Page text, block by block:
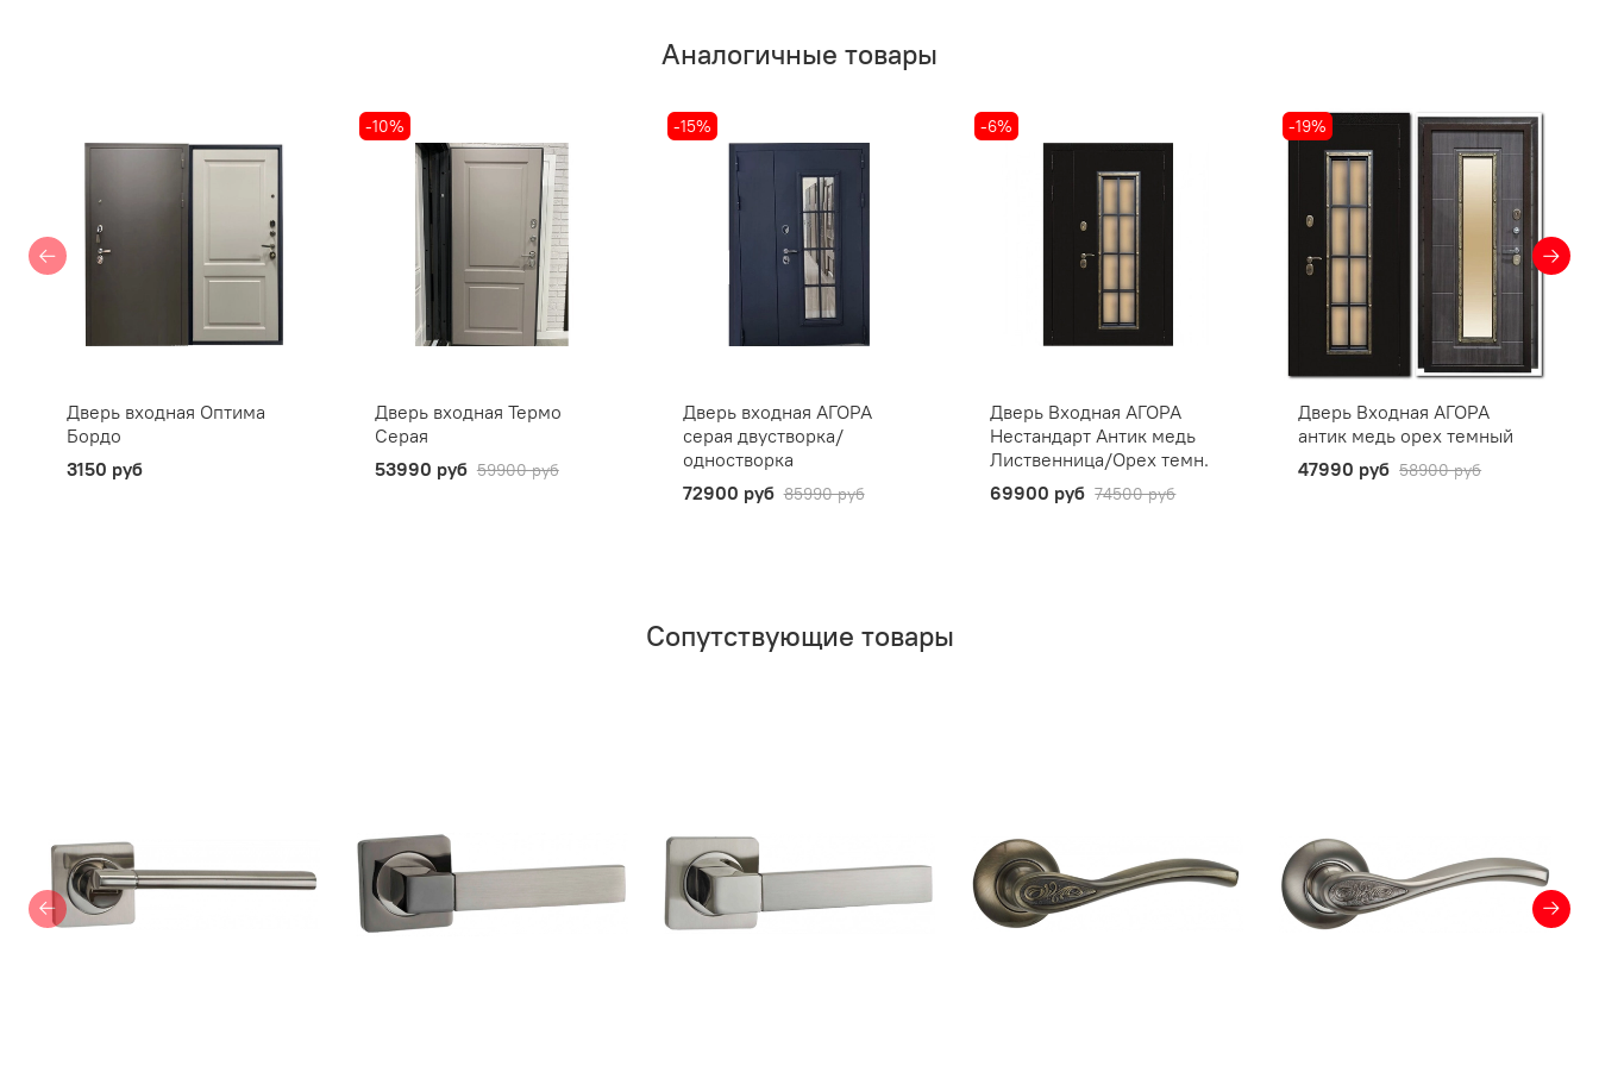
Аналогичные товары
Дверь входная Оптима
Бордо
3150 руб
-10%
Дверь входная Термо
Серая
53990 руб 59900 руб
-15%
Дверь входная АГОРА
серая двустворка/
одностворка
72900 руб 85990 руб
-6%
Дверь Входная АГОРА
Нестандарт Антик медь
Лиственница/Орех темн.
69900 руб 74500 руб
-19%
Дверь Входная АГОРА
антик медь орех темный
47990 руб 58900 руб
Сопутствующие товары